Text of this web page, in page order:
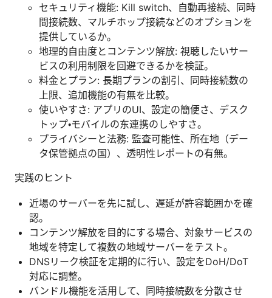
セキュリティ機能: Kill switch、自動再接続、同時
間接続数、マルチホップ接続などのオプションを
提供しているか。
地理的自由度とコンテンツ解放: 視聴したいサー
ビスの利用制限を回避できるかを検証。
料金とプラン: 長期プランの割引、同時接続数の
上限、追加機能の有無を比較。
使いやすさ: アプリのUI、設定の簡便さ、デスク
トップ・モバイルの东連携のしやすさ。
プライバシーと法務: 監査可能性、所在地（デー
タ保管拠点の国）、透明性レポートの有無。
実践のヒント
近場のサーバーを先に試し、遅延が許容範囲かを確
認。
コンテンツ解放を目的にする場合、対象サービスの
地域を特定して複数の地域サーバーをテスト。
DNSリーク検証を定期的に行い、設定をDoH/DoT
対応に調整。
バンドル機能を活用して、同時接続数を分散させ